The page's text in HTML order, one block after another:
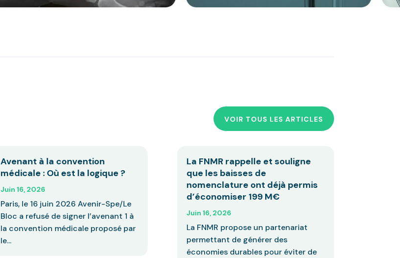
VOIR TOUS LES ARTICLES
Avenant à la convention
médicale : Où est la logique ?
Juin 16, 2026
Paris, le 16 juin 2026 Avenir-Spe/Le
Bloc a refusé de signer l’avenant 1 à
la convention médicale proposé par
le...
La FNMR rappelle et souligne
que les baisses de
nomenclature ont déjà permis
d’économiser 199 M€
Juin 16, 2026
La FNMR propose un partenariat
permettant de générer des
économies durables pour éviter de